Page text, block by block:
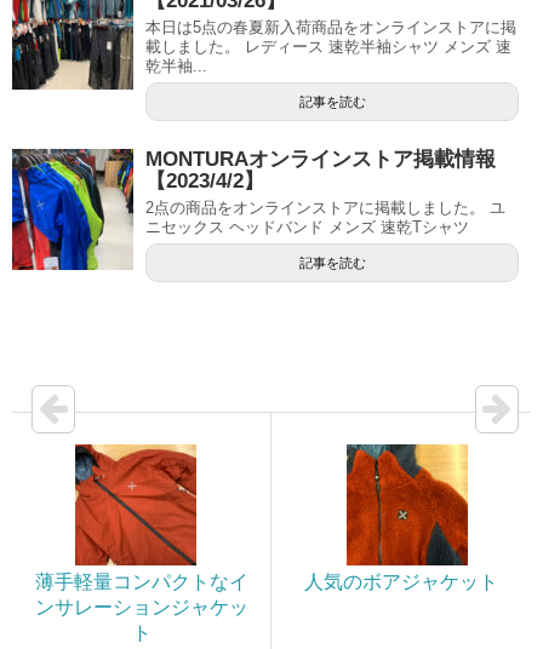
本日は5点の春夏新入荷商品をオンラインストアに掲
載しました。 レディース 速乾半袖シャツ メンズ 速
乾半袖...
記事を読む
MONTURAオンラインストア掲載情報
【2023/4/2】
2点の商品をオンラインストアに掲載しました。 ユ
ニセックス ヘッドバンド メンズ 速乾Tシャツ
記事を読む
薄手軽量コンパクトなイ
ンサレーションジャケッ
ト
人気のボアジャケット